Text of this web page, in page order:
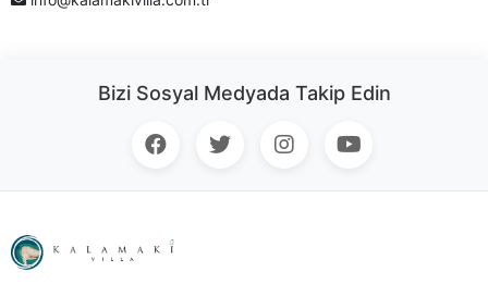
Bizi Sosyal Medyada Takip Edin